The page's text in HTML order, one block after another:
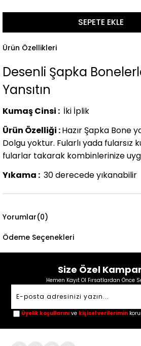
Ürün Özellikleri
Desenli Şapka
Yansıtın
Kumaş Cinsi : İki İplik
Ürün Özelliği :Hazır Şapka Bone
Dolgu yoktur. Fularlı yada fularsız
fularlar takarak kombinlerinize
Yıkama : 30 derecede yıkanabilir
Yorumlar(0)
Ödeme Seçenekleri
Size Özel
Hemen Kayıt Ol Fırsatlardan Önce
Üyelik koşullarını ve kişisel verilerimin